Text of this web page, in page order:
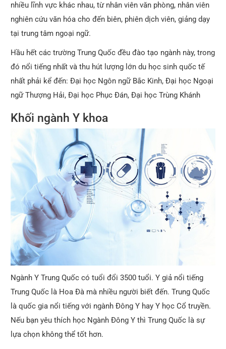
nhiều lĩnh vực khác nhau, từ nhân viên văn phòng, nhân viên
nghiên cứu văn hóa cho đến biên, phiên dịch viên, giảng dạy
tại trung tâm ngoại ngữ.
Hầu hết các trường Trung Quốc đều đào tạo ngành này, trong
đó nổi tiếng nhất và thu hút lượng lớn du học sinh quốc tế
nhất phải kể đến: Đại học Ngôn ngữ Bắc Kinh, Đại học Ngoại
ngữ Thượng Hải, Đại học Phục Đán, Đại học Trùng Khánh
Khối ngành Y khoa
Ngành Y Trung Quốc có tuổi đổi 3500 tuổi. Y giả nổi tiếng
Trung Quốc là Hoa Đà mà nhiều người biết đến. Trung Quốc
là quốc gia nổi tiếng với ngành Đông Y hay Y học Cổ truyền.
Nếu bạn yêu thích học Ngành Đông Y thì Trung Quốc là sự
lựa chọn không thể tốt hơn.